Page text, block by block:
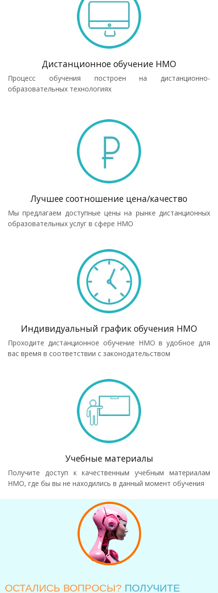
Дистанционное обучение НМО
Процесс обучения построен на дистанционно-
образовательных технологиях
Лучшее соотношение цена/качество
Мы предлагаем доступные цены на рынке дистанционных
образовательных услуг в сфере НМО
Индивидуальный график обучения НМО
Проходите дистанционное обучение НМО в удобное для
вас время в соответствии с законодательством
Учебные материалы
Получите доступ к качественным учебным материалам
НМО, где бы вы не находились в данный момент обучения